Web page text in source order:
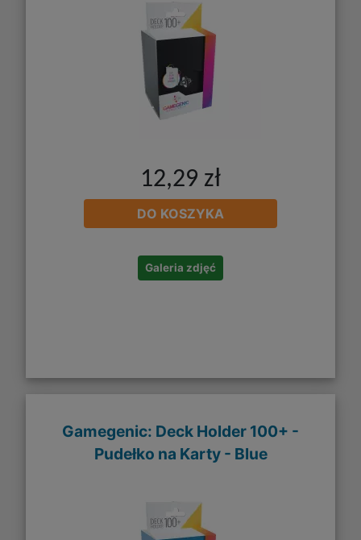
12,29 zł
DO KOSZYKA
Galeria zdjęć
Gamegenic: Deck Holder 100+ -
Pudełko na Karty - Blue